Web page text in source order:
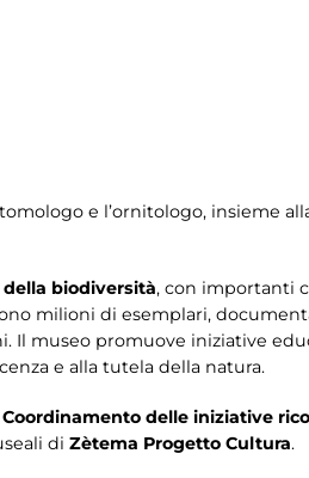
e l’ornitologo, insieme
biodiversità, con importanti
milioni di esemplari,
Il museo promuove iniziative
e alla tutela della natura.
delle iniziative
di Zètema Progetto Cultura.